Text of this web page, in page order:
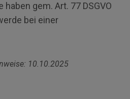
haben gem. Art. 77 DSGVO
bei einer
10.10.2025